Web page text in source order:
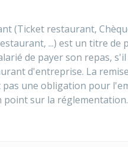
(Ticket restaurant,
...) est un titre de
de payer son repas,
d'entreprise. La
une obligation pour
point sur la réglementation.